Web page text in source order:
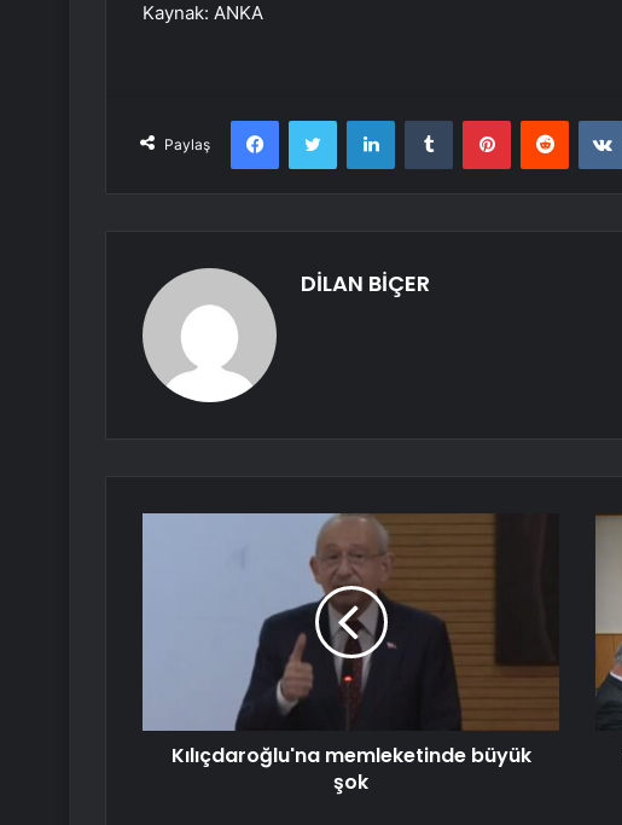
Kaynak: ANKA
Paylaş
FacebookTwitter LinkedInTumblr PinterestReddit
DİLAN BİÇER
Kılıçdaroğlu'na memleketinde büyük
şok